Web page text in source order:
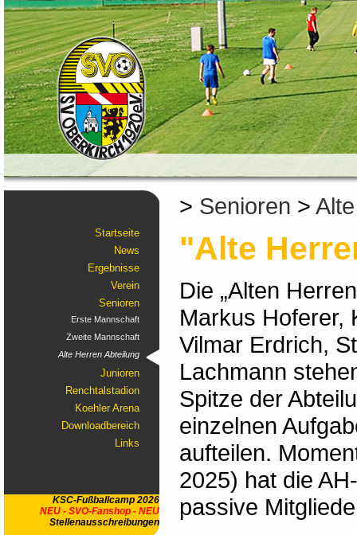
Startseite
News
Ergebnisse
Verein
Senioren
Erste Mannschaft
Zweite Mannschaft
Alte Herren Abteilung
Junioren
Renchtalstadion
Koehler Arena
Downloadbereich
Links
KSC-Fußballcamp 2026
NEU - SVO-Fanshop - NEU
Stellenausschreibungen
> Senioren >
"Alte
Die „Alten
Markus Hoferer,
Vilmar Erdrich,
Lachmann
Spitze der
einzelnen
aufteilen.
2025) hat die
passive